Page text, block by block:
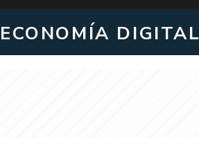
ECONOMÍA DIGITAL